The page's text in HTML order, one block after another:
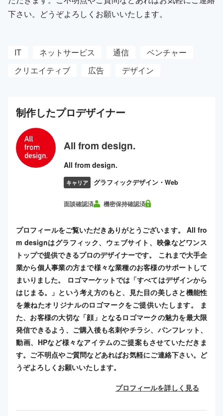
下さい。どうぞよろしくお願いいたします。
IT ネットサービス 通信
ベンチャー
クリエイティブ
広告 デザイン
制作したプロデザイナー
All from design.
All from design.
キャリア グラフィックデザイン・Web
面談確認済 機密保持確認済
プロフィールをご覧いただきありがとうございます。 All fro
m designはグラフィック、ウェブサイト、映像などワンス
トップで提供できるプロのデザイナーです。 これまで大手企
業から個人事業の方まで様々な業種のお客様のサポートして
まいりました。 ロゴマーケットでは「すべてはデザインから
はじまる。」という考え方のもと、見た目の美しさと機能性
を兼ねたオリジナルのロゴマークをご提供いたします。 ま
た、お客様の大切な「顔」となるロゴマークの魅力を最大限
発信できるよう、ご購入後も名刺やチラシ、パンフレット、
動画、HPなど様々なアイテムのご提案もさせていただきま
す。ご不明点やご質問などあればお気軽にご連絡下さい。ど
うぞよろしくお願いいたします。
プロフィールを詳しく見る